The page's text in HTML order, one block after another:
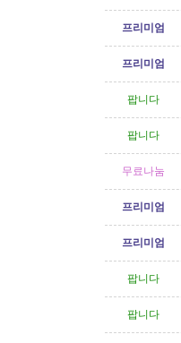
프리미엄
프리미엄
팝니다
팝니다
무료나눔
프리미엄
프리미엄
팝니다
팝니다